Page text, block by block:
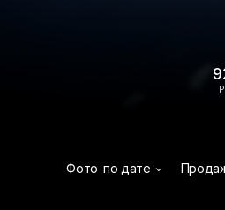
Фото по дате 